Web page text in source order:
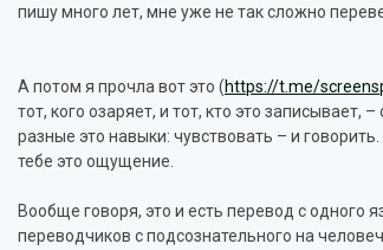
пишу много лет, мне уже не так сложно
А потом я прочла вот это (https://t.me/
тот, кого озаряет, и тот, кто это
разные это навыки: чувствовать – и
тебе это ощущение.
Вообще говоря, это и есть перевод с одного
переводчиков с подсознательного на